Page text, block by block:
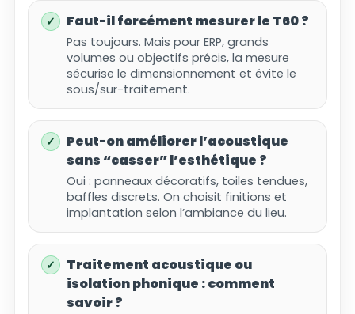
Faut-il forcément mesurer le T60 ?
Pas toujours. Mais pour ERP, grands
volumes ou objectifs précis, la mesure
sécurise le dimensionnement et évite le
sous/sur-traitement.
Peut-on améliorer l’acoustique
sans “casser” l’esthétique ?
Oui : panneaux décoratifs, toiles tendues,
baffles discrets. On choisit finitions et
implantation selon l’ambiance du lieu.
Traitement acoustique ou
isolation phonique : comment
savoir ?